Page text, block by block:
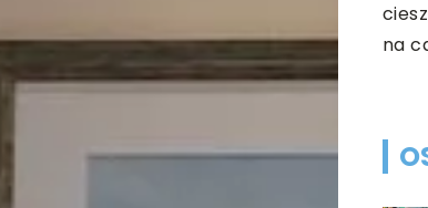
łaskach. Czy można bowiem w dobie
wszechobecnej […]
na